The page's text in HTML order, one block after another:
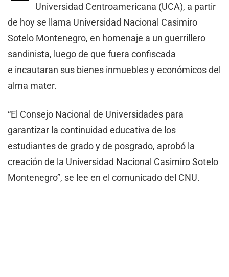
Universidad Centroamericana (UCA), a partir
de hoy se llama Universidad Nacional Casimiro
Sotelo Montenegro, en homenaje a un guerrillero
sandinista, luego de que fuera confiscada
e incautaran sus bienes inmuebles y económicos del
alma mater.
“El Consejo Nacional de Universidades para
garantizar la continuidad educativa de los
estudiantes de grado y de posgrado, aprobó la
creación de la Universidad Nacional Casimiro Sotelo
Montenegro”, se lee en el comunicado del CNU.